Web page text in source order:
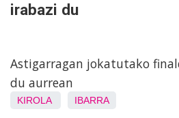
irabazi du
Astigarragan jokatutako
du aurrean
KIROLA IBARRA